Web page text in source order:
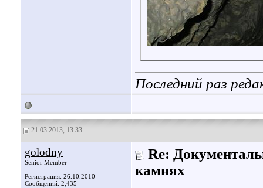
Последний раз
21.03.2013, 13:33
golodny
Senior Member
Регистрация: 26.10.2010
Сообщений: 2,435
Re:
камнях